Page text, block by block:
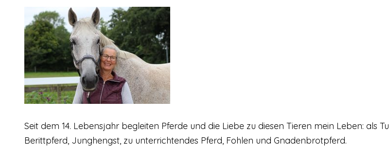
Seit dem 14. Lebensjahr begleiten Pferde und die Liebe zu diesen Tieren mein Leben: als
Berittpferd, Junghengst, zu unterrichtendes Pferd, Fohlen und Gnadenbrotpferd.